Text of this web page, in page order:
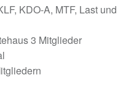
KDO-A, MTF, Last und
3 Mitglieder